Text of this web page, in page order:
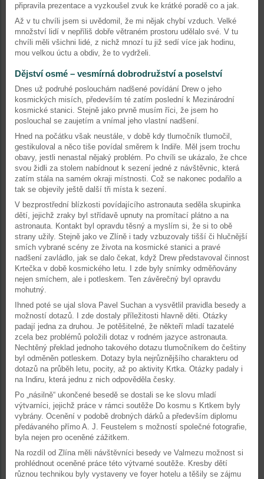
připravila prezentace a vyzkoušel zvuk ke krátké poradě co a jak.
Až v tu chvíli jsem si uvědomil, že mi nějak chybí vzduch. Velké
množství lidí v nepříliš dobře větraném prostoru udělalo své. V tu
chvíli měli všichni lidé, z nichž mnozí tu již sedí více jak hodinu,
mou velkou úctu a obdiv, že to vydrželi.
Dějství osmé – vesmírná dobrodružství a poselství
Dnes už podruhé poslouchám nadšené povídání Drew o jeho
kosmických misích, především té zatím poslední k Mezinárodní
kosmické stanici. Stejně jako prvně musím říci, že jsem ho
poslouchal se zaujetím a vnímal jeho vlastní nadšení.
Hned na počátku však neustále, v době kdy tlumočník tlumočil,
gestikuloval a něco tiše povídal směrem k Indiře. Měl jsem trochu
obavy, jestli nenastal nějaký problém. Po chvíli se ukázalo, že chce
svou židli za stolem nabídnout k sezení jedné z návštěvnic, která
zatím stála na samém okraji místnosti. Což se nakonec podařilo a
tak se objevily ještě další tři místa k sezení.
V bezprostřední blízkosti povídajícího astronauta seděla skupinka
dětí, jejichž zraky byl střídavě upnuty na promítací plátno a na
astronauta. Kontakt byl opravdu těsný a myslím si, že si to obě
strany užily. Stejně jako ve Zlíně i tady vzbuzovaly tišší či hlučnější
smích vybrané scény ze života na kosmické stanici a pravé
nadšení zavládlo, jak se dalo čekat, když Drew představoval činnost
Krtečka v době kosmického letu. I zde byly snímky odměňovány
nejen smíchem, ale i potleskem. Ten závěrečný byl opravdu
mohutný.
Ihned poté se ujal slova Pavel Suchan a vysvětlil pravidla besedy a
možností dotazů. I zde dostaly příležitosti hlavně děti. Otázky
padají jedna za druhou. Je potěšitelné, že někteří mladí tazatelé
zcela bez problémů položili dotaz v rodném jazyce astronauta.
Nechtěný překlad jednoho takového dotazu tlumočníkem do češtiny
byl odměněn potleskem. Dotazy byla nejrůznějšího charakteru od
dotazů na průběh letu, pocity, až po aktivity Krtka. Otázky padaly i
na Indiru, která jednu z nich odpověděla česky.
Po „násilně“ ukončené besedě se dostali se ke slovu mladí
výtvarníci, jejichž práce v rámci soutěže Do kosmu s Krtkem byly
vybrány. Ocenění v podobě drobných dárků a především diplomu
předávaného přímo A. J. Feustelem s možností společné fotografie,
byla nejen pro oceněné zážitkem.
Na rozdíl od Zlína měli návštěvníci besedy ve Valmezu možnost si
prohlédnout oceněné práce této výtvarné soutěže. Kresby dětí
různou technikou byly vystaveny ve foyer hotelu a těšily se zájmu